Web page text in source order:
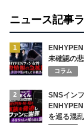
ニュース記事
1
未確認の
コラム
2
SNSイン
を巡る混乱